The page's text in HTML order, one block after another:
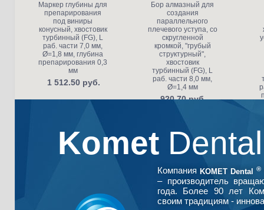
Маркер глубины для
препарирования
под виниры
конусный, хвостовик
турбинный (FG), L
раб. части 7,0 мм,
Ø=1,8 мм, глубина
препарирования 0,3
мм
1 512.50 руб.
Бор алмазный для
создания
параллельного
плечевого уступа, со
скругленной
кромкой, "грубый
структурный",
хвостовик
турбинный (FG), L
раб. части 8,0 мм,
Ø=1,4 мм
920.70 руб.
Komet
Компания KOMET Dental ®
– производитель
года. Более 90 лет
своим традициям -